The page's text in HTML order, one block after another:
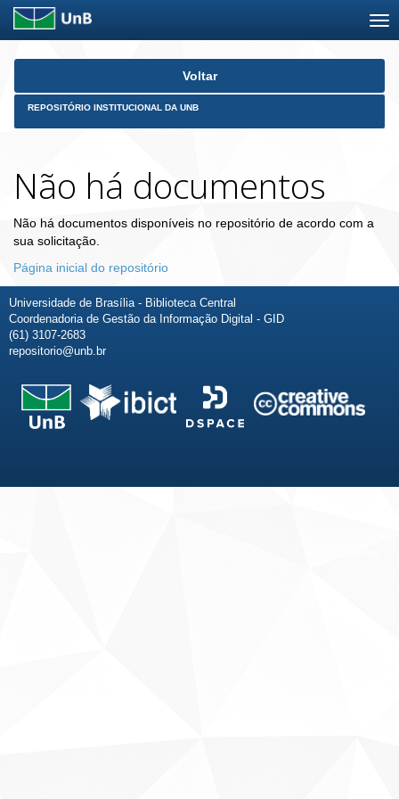
Skip
Voltar
REPOSITÓRIO INSTITUCIONAL DA UNB
Não há documentos
Não há documentos disponíveis no repositório de acordo com a
sua solicitação.
Página inicial do repositório
Universidade de Brasília - Biblioteca Central
Coordenadoria de Gestão da Informação Digital - GID
(61) 3107-2683
repositorio@unb.br